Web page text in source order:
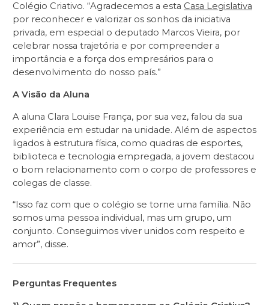
Colégio Criativo. “Agradecemos a esta Casa Legislativa
por reconhecer e valorizar os sonhos da iniciativa
privada, em especial o deputado Marcos Vieira, por
celebrar nossa trajetória e por compreender a
importância e a força dos empresários para o
desenvolvimento do nosso país.”
A Visão da Aluna
A aluna Clara Louise França, por sua vez, falou da sua
experiência em estudar na unidade. Além de aspectos
ligados à estrutura física, como quadras de esportes,
biblioteca e tecnologia empregada, a jovem destacou
o bom relacionamento com o corpo de professores e
colegas de classe.
“Isso faz com que o colégio se torne uma família. Não
somos uma pessoa individual, mas um grupo, um
conjunto. Conseguimos viver unidos com respeito e
amor”, disse.
Perguntas Frequentes